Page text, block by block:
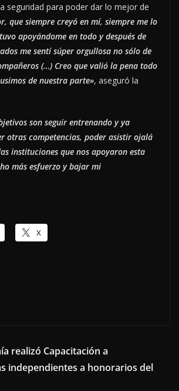
seguridad para poder dar lo mejor de
que siempre creyó en mí, siempre me lo
apoyándome en todo y después de
me sentí súper orgullosa no sólo de
(…) Creo que valió la pena todo
de nuestra parte», aseguró la
son seguir entrenando y ya
otras competencias, poder asistir ojalá
instituciones que nos apoyaron esta
más esfuerzo y bajar mi
X
realizó Capacitación a
independientes a honorarios del